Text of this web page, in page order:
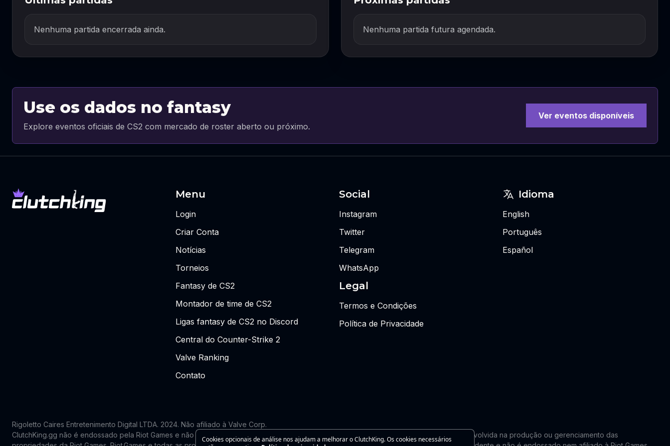
Cookies opcionais de análise nos ajudam a melhorar o ClutchKing. Os cookies necessários
Nenhuma partida encerrada ainda. Nenhuma partida futura agendada.
Use os dados no fantasy
Explore eventos oficiais de CS2 com mercado de roster aberto ou próximo.
Ver eventos disponíveis
Menu
Login
Criar Conta
Notícias
Torneios
Fantasy de CS2
Montador de time de CS2
Ligas fantasy de CS2 no Discord
Central do Counter-Strike 2
Valve Ranking
Contato
Social
Instagram
Twitter
Telegram
WhatsApp
Legal
Termos e Condições
Política de Privacidade
Idioma
English
Português
Español
Rigoletto Caires Entretenimento Digital LTDA. 2024. Não afiliado à Valve Corp.
ClutchKing.gg não é endossado pela Riot Games e não reflete as visões ou opiniões da Riot Games ou de qualquer pessoa formalmente envolvida na produção ou gerenciamento das